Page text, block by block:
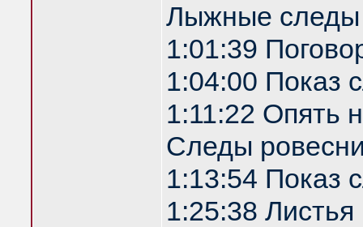
Лыжные следы
1:01:39
1:04:00 Показ
1:11:22 Опять
Следы
1:13:54 Показ
1:25:38